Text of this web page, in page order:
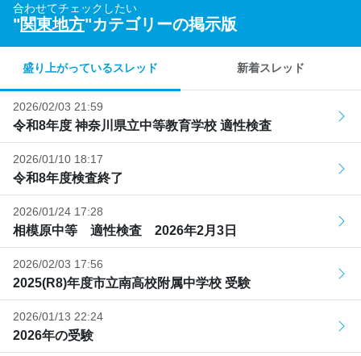
合わせてチェックしたい
"関東地方"カテゴリーの掲示版
盛り上がっているスレッド 新着スレッド
2026/02/03 21:59
令和8年度 神奈川県立中等教育学校 適性検査
2026/01/10 18:17
令和8年度検査終了
2026/01/24 17:28
相模原中等 適性検査 2026年2月3日
2026/02/03 17:56
2025(R8)年度市立南高校附属中学校 受験
2026/01/13 22:24
2026年の受験